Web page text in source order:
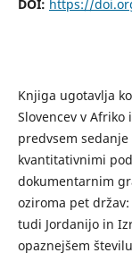
DOI: https://
Knjiga ugotavlja
Slovencev v
predvsem
kvantitativnimi
dokumentarnim
oziroma pet
tudi Jordanijo in
opaznejšem